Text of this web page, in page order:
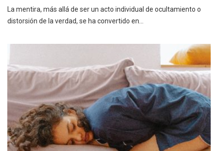
La mentira, más allá de ser un acto individual de ocultamiento o
distorsión de la verdad, se ha convertido en…